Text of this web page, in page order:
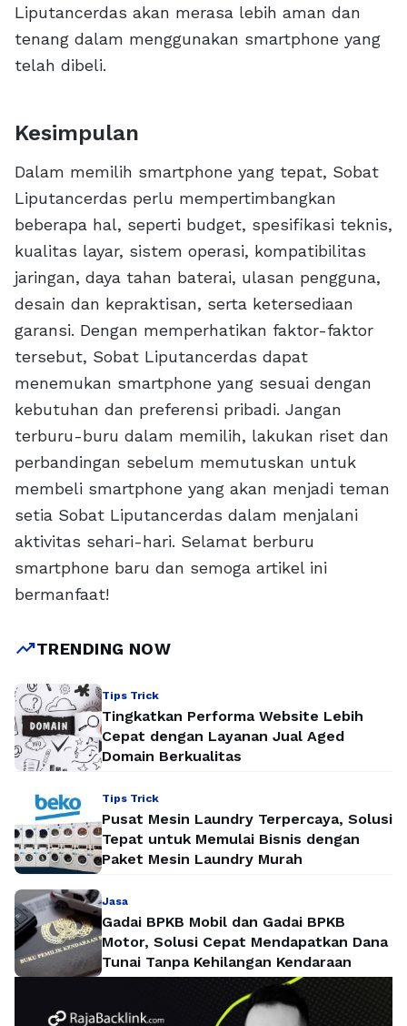
Liputancerdas akan merasa lebih aman dan
tenang dalam menggunakan smartphone yang
telah dibeli.
Kesimpulan
Dalam memilih smartphone yang tepat, Sobat
Liputancerdas perlu mempertimbangkan
beberapa hal, seperti budget, spesifikasi teknis,
kualitas layar, sistem operasi, kompatibilitas
jaringan, daya tahan baterai, ulasan pengguna,
desain dan kepraktisan, serta ketersediaan
garansi. Dengan memperhatikan faktor-faktor
tersebut, Sobat Liputancerdas dapat
menemukan smartphone yang sesuai dengan
kebutuhan dan preferensi pribadi. Jangan
terburu-buru dalam memilih, lakukan riset dan
perbandingan sebelum memutuskan untuk
membeli smartphone yang akan menjadi teman
setia Sobat Liputancerdas dalam menjalani
aktivitas sehari-hari. Selamat berburu
smartphone baru dan semoga artikel ini
bermanfaat!
trending_upTRENDING NOW
Tips Trick
Tingkatkan Performa Website Lebih
Cepat dengan Layanan Jual Aged
Domain Berkualitas
Tips Trick
Pusat Mesin Laundry Terpercaya, Solusi
Tepat untuk Memulai Bisnis dengan
Paket Mesin Laundry Murah
Jasa
Gadai BPKB Mobil dan Gadai BPKB
Motor, Solusi Cepat Mendapatkan Dana
Tunai Tanpa Kehilangan Kendaraan